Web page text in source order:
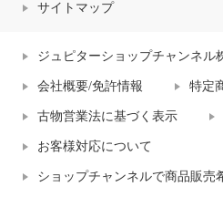
サイトマップ
ジュピターショップチャンネル
会社概要/免許情報 特定
古物営業法に基づく表示
お客様対応について
ショップチャンネルで商品販売